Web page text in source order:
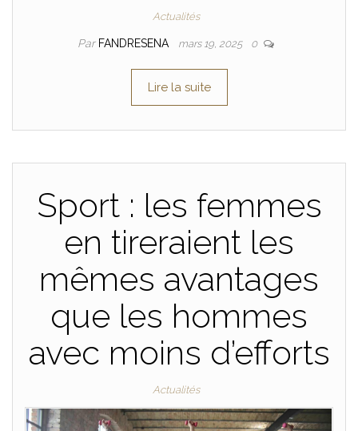
Actualités
Par FANDRESENA mars 19, 2025 0
Lire la suite
Sport : les femmes
en tireraient les
mêmes avantages
que les hommes
avec moins d’efforts
Actualités